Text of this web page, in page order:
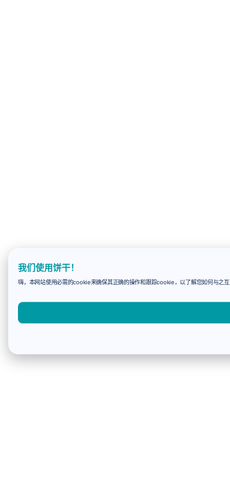
我们使用饼干！
嗨，本网站使用必需的cookie来确保其正确的操作和跟踪cookie，以了解您如何与之